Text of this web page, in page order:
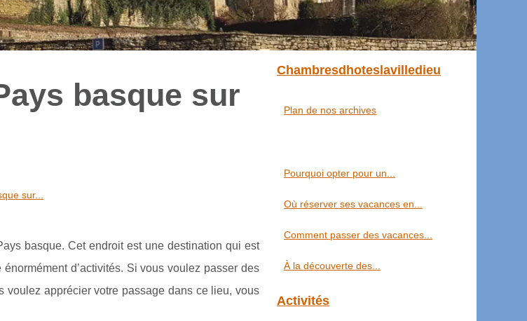
basque sur
sur...
basque. Cet endroit est une destination qui est
d’activités. Si vous voulez passer des
voulez apprécier votre passage dans ce lieu, vous
Chambresdhoteslavilledieu
Plan de nos archives
Pourquoi opter pour un...
Où réserver ses vacances en...
Comment passer des vacances...
À la découverte des...
Activités